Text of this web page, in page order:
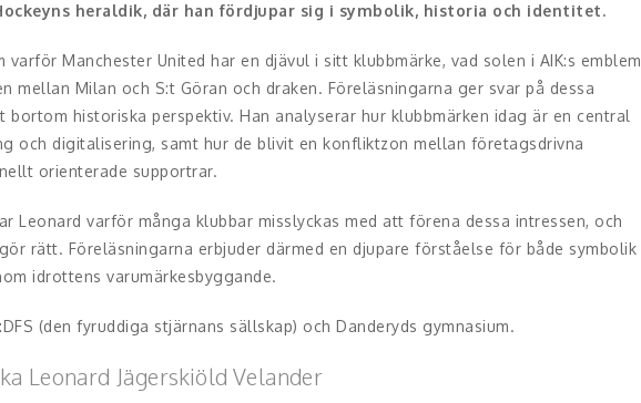
heraldik, där han fördjupar sig i symbolik, historia och identitet.
Manchester United har en djävul i sitt klubbmärke, vad solen i AIK:s emblem
mellan Milan och S:t Göran och draken. Föreläsningarna ger svar på dessa
historiska perspektiv. Han analyserar hur klubbmärken idag är en central
och digitalisering, samt hur de blivit en konfliktzon mellan företagsdrivna
orienterade supportrar.
Leonard varför många klubbar misslyckas med att förena dessa intressen, och
rätt. Föreläsningarna erbjuder därmed en djupare förståelse för både symbolik
idrottens varumärkesbyggande.
(den fyruddiga stjärnans sällskap) och Danderyds gymnasium.
Leonard Jägerskiöld Velander